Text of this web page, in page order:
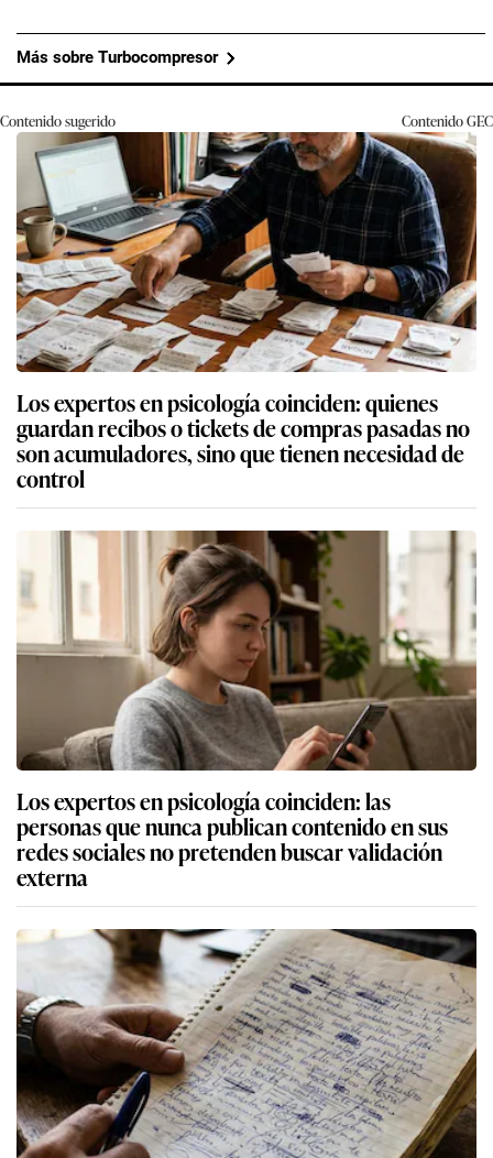
Más sobre Turbocompresor
Contenido sugerido ContenidoGEC
Los expertos en psicología coinciden: quienes
guardan recibos o tickets de compras pasadas no
son acumuladores, sino que tienen necesidad de
control
Los expertos en psicología coinciden: las
personas que nunca publican contenido en sus
redes sociales no pretenden buscar validación
externa